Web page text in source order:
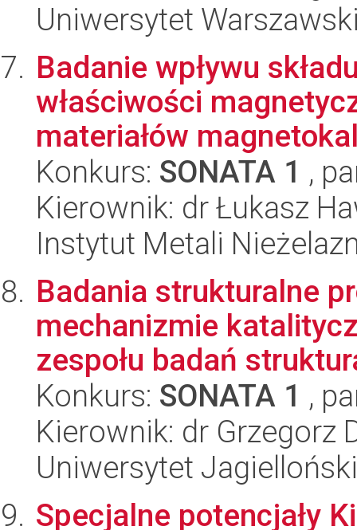
Uniwersytet
Badanie wpływu
właściwości
materiałów
Konkurs: SONATA 1 ,
Kierownik: dr Łukasz
Instytut Metali
Badania strukturalne
mechanizmie
zespołu badań
Konkurs: SONATA 1 ,
Kierownik: dr Grzegorz
Uniwersytet Jagielloński
Specjalne potencjały